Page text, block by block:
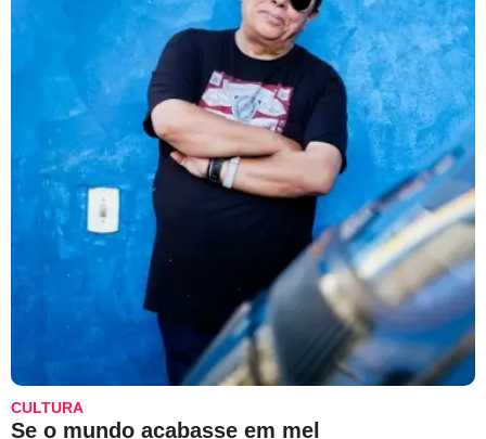
CULTURA
Se o mundo acabasse em mel